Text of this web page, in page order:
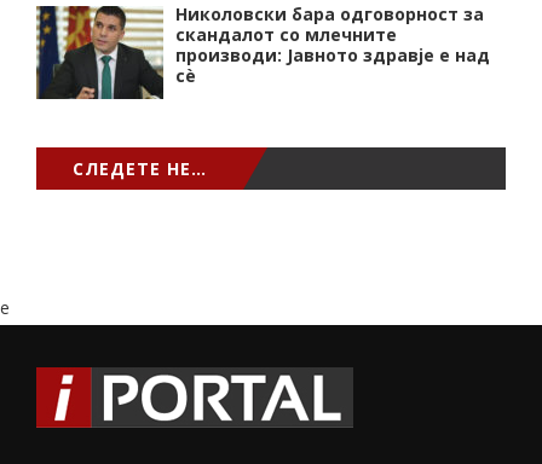
Николовски бара одговорност за
скандалот со млечните
производи: Јавното здравје е над
сѐ
СЛЕДЕТЕ НЕ…
e